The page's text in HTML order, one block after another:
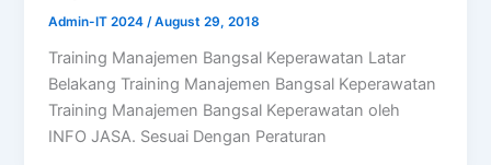
Admin-IT 2024/August 29, 2018
Training Manajemen Bangsal Keperawatan Latar
Belakang Training Manajemen Bangsal Keperawatan
Training Manajemen Bangsal Keperawatan oleh
INFO JASA. Sesuai Dengan Peraturan